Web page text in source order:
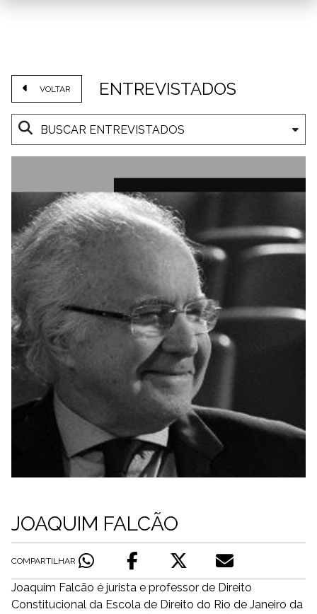
VOLTAR ENTREVISTADOS
JOAQUIM FALCÃO
COMPARTILHAR
Joaquim Falcão é jurista e professor de Direito
Constitucional da Escola de Direito do Rio de Janeiro da